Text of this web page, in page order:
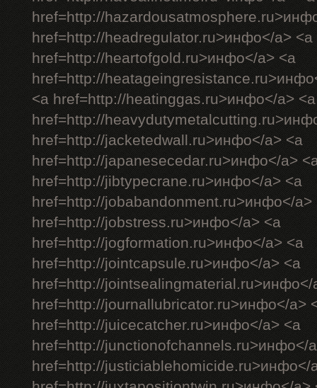
href=http://
href=http://headregulator.ru>инфо</a> <a
href=http://heartofgold.ru>инфо</a> <a
href=http://
<a href=http://heatinggas.ru>инфо</a> <a
href=http://
href=http://jacketedwall.ru>инфо</a> <a
href=http://japanesecedar.ru>инфо</a>
href=http://jibtypecrane.ru>инфо</a> <a
href=http://jobabandonment.ru>инфо</a>
href=http://jobstress.ru>инфо</a> <a
href=http://jogformation.ru>инфо</a> <a
href=http://jointcapsule.ru>инфо</a> <a
href=http://jointsealingmaterial.ru>инфо</
href=http://journallubricator.ru>инфо</a>
href=http://juicecatcher.ru>инфо</a> <a
href=http://junctionofchannels.ru>инфо</
href=http://justiciablehomicide.ru>инфо</